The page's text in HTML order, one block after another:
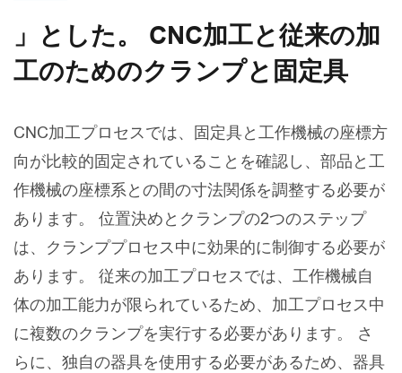
」とした。 CNC加工と従来の加
工のためのクランプと固定具
CNC加工プロセスでは、固定具と工作機械の座標方
向が比較的固定されていることを確認し、部品と工
作機械の座標系との間の寸法関係を調整する必要が
あります。 位置決めとクランプの2つのステップ
は、クランププロセス中に効果的に制御する必要が
あります。 従来の加工プロセスでは、工作機械自
体の加工能力が限られているため、加工プロセス中
に複数のクランプを実行する必要があります。 さ
らに、独自の器具を使用する必要があるため、器具